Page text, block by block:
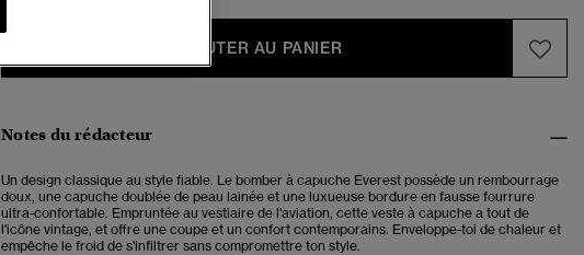
AJOUTER AU PANIER
Notes du rédacteur
Un design classique au style fiable. Le bomber à capuche Everest possède un rembourrage
doux, une capuche doublée de peau lainée et une luxueuse bordure en fausse fourrure
ultra-confortable. Empruntée au vestiaire de l'aviation, cette veste à capuche a tout de
l'icône vintage, et offre une coupe et un confort contemporains. Enveloppe-toi de chaleur et
empêche le froid de s'infiltrer sans compromettre ton style.